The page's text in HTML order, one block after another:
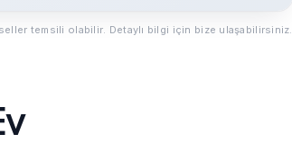
temsili olabilir. Detaylı bilgi için bize ulaşabilirsiniz.